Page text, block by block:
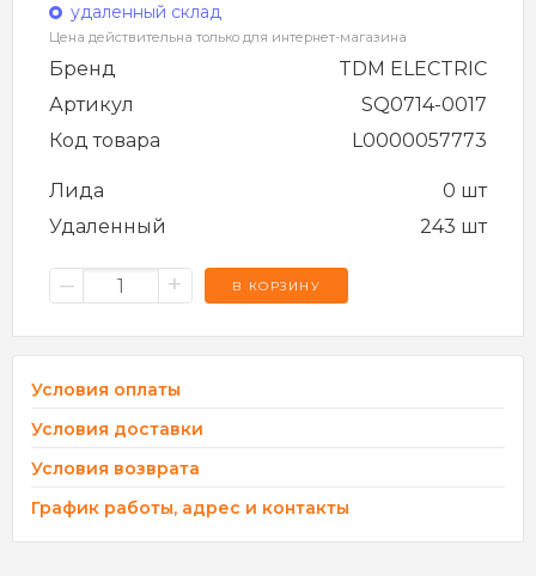
удаленный склад
Цена действительна только для интернет-магазина
Бренд
TDM ELECTRIC
Артикул
SQ0714-0017
Код товара
L0000057773
Лида
0 шт
Удаленный
243 шт
– + В КОРЗИНУ
Условия оплаты
Условия доставки
Условия возврата
График работы, адрес и контакты